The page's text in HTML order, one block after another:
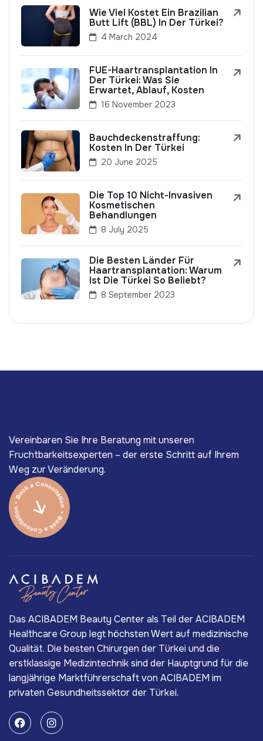
Wie Viel Kostet Ein Brazilian
Butt Lift (BBL) In Der Türkei?
4 March 2024
FUE-Haartransplantation In
Der Türkei: Was Sie
Erwartet, Ablauf, Kosten
16 November 2023
Bauchdeckenstraffung:
Kosten In Der Türkei
20 June 2025
Die Top 10 Nicht-Invasiven
Kosmetischen
Behandlungen
8 July 2025
Die Besten Länder Für
Haartransplantation: Warum
Ist Die Türkei So Beliebt?
8 September 2023
Vereinbaren Sie Ihre Beratung mit unseren
Fruchtbarkeitsexperten – der erste Schritt auf Ihrem
Weg zur Veränderung.
Das ACIBADEM Beauty Center als Teil der ACIBADEM
Healthcare Group legt höchsten Wert auf medizinische
Qualität. Die besten Chirurgen der Türkei und die
erstklassige Medizintechnik sind der Hauptgrund für die
langjährige Marktführerschaft von ACIBADEM im
privaten Gesundheitssektor der Türkei.